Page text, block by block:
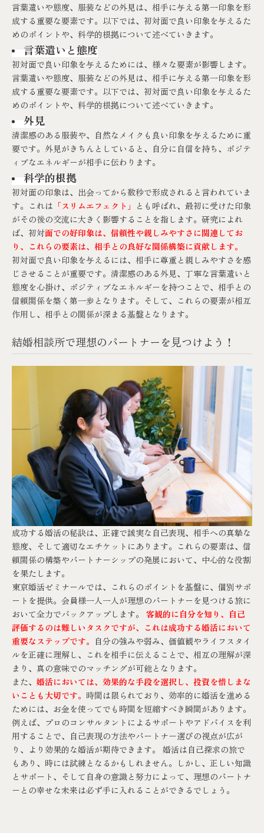
言葉遣いや態度、服装などの外見は、相手に与える第一印象を形
成する重要な要素です。以下では、初対面で良い印象を与えるた
めのポイントや、科学的根拠について述べていきます。
言葉遣いと態度
初対面で良い印象を与えるためには、様々な要素が影響します。
言葉遣いや態度、服装などの外見は、相手に与える第一印象を形
成する重要な要素です。以下では、初対面で良い印象を与えるた
めのポイントや、科学的根拠について述べていきます。
外見
清潔感のある服装や、自然なメイクも良い印象を与えるために重
要です。外見がきちんとしていると、自分に自信を持ち、ポジテ
ィブなエネルギーが相手に伝わります。
科学的根拠
初対面の印象は、出会ってから数秒で形成されると言われていま
す。これは 「スリムエフェクト」 とも呼ばれ、最初に受けた印象
がその後の交流に大きく影響することを指します。研究によれ
ば、初対面での好印象は、信頼性や親しみやすさに関連してお
り、これらの要素は、相手との良好な関係構築に貢献します。
初対面で良い印象を与えるには、相手に尊重と親しみやすさを感
じさせることが重要です。清潔感のある外見、丁寧な言葉遣いと
態度を心掛け、ポジティブなエネルギーを持つことで、相手との
信頼関係を築く第一歩となります。そして、これらの要素が相互
作用し、相手との関係が深まる基盤となります。
結婚相談所で理想のパートナーを見つけよう！
成功する婚活の秘訣は、正確で誠実な自己表現、相手への真摯な
態度、そして適切なエチケットにあります。これらの要素は、信
頼関係の構築やパートナーシップの発展において、中心的な役割
を果たします。
東京婚活ゼミナールでは、これらのポイントを基盤に、個別サポ
ートを提供。会員様一人一人が理想のパートナーを見つける旅に
おいて全力でバックアップします。
客観的に自分を知り、自己
評価するのは難しいタスクですが、これは成功する婚活において
重要なステップです。 自分の強みや弱み、価値観やライフスタイ
ルを正確に理解し、これを相手に伝えることで、相互の理解が深
まり、真の意味でのマッチングが可能となります。
また、 婚活においては、効果的な手段を選択し、投資を惜しまな
いことも大切です。 時間は限られており、効率的に婚活を進める
ためには、お金を使ってでも時間を短縮すべき瞬間があります。
例えば、プロのコンサルタントによるサポートやアドバイスを利
用することで、自己表現の方法やパートナー選びの視点が広が
り、より効果的な婚活が期待できます。 婚活は自己探求の旅で
もあり、時には試練となるかもしれません。しかし、正しい知識
とサポート、そして自身の意識と努力によって、理想のパートナ
ーとの幸せな未来は必ず手に入れることができるでしょう。